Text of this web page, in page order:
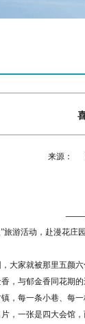
来源：
——
旅游活动，赴漫花
大家就被那里五颜
，与郁金香同花期
，每一条小巷、每
，一张是四大会馆